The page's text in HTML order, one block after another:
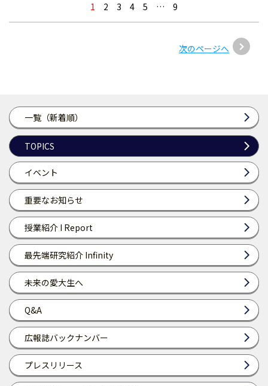
一覧（新着順）
TOPICS
イベント
重要なお知らせ
授業紹介 I Report
最先端研究紹介 Infinity
未来の愛大生へ
Q&A
広報誌バックナンバー
プレスリリース
1 2 3 4 5 …
次のページへ
9